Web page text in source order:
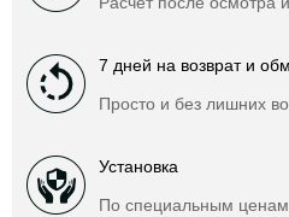
7 дней на возврат и
Просто и без лишних
Установка
По специальным